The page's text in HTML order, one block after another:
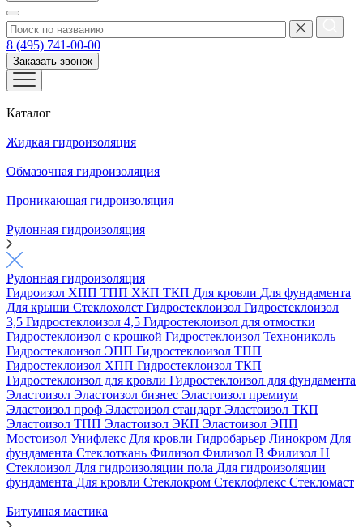
8 (495) 741-00-00
Заказать звонок
Каталог
Жидкая гидроизоляция
Обмазочная гидроизоляция
Проникающая гидроизоляция
Рулонная гидроизоляция
Рулонная гидроизоляция
Гидроизол ХПП ТПП ХКП ТКП Для кровли Для фундамента
Для крыши Стеклохолст Гидростеклоизол Гидростеклоизол
3,5 Гидростеклоизол 4,5 Гидростеклоизол для отмостки
Гидростеклоизол с крошкой Гидростеклоизол Технониколь
Гидростеклоизол ЭПП Гидростеклоизол ТПП
Гидростеклоизол ХПП Гидростеклоизол ТКП
Гидростеклоизол для кровли Гидростеклоизол для фундамента
Эластоизол Эластоизол бизнес Эластоизол премиум
Эластоизол проф Эластоизол стандарт Эластоизол ТКП
Эластоизол ТПП Эластоизол ЭКП Эластоизол ЭПП
Мостоизол Унифлекс Для кровли Гидробарьер Линокром Для
фундамента Стеклоткань Филизол Филизол В Филизол Н
Стеклоизол Для гидроизоляции пола Для гидроизоляции
фундамента Для кровли Стеклокром Стеклофлекс Стекломаст
Битумная мастика